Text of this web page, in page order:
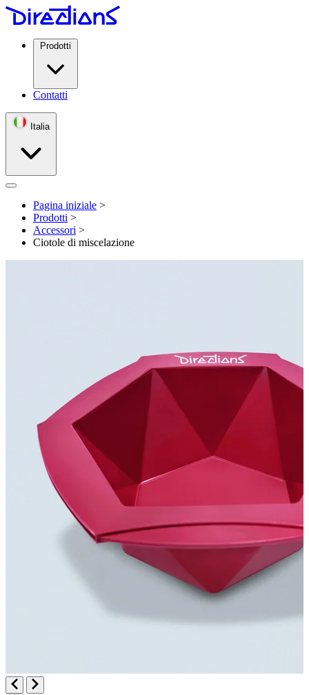
Prodotti
Contatti
Italia
Open menu
Pagina iniziale >
Prodotti >
Accessori >
Ciotole di miscelazione